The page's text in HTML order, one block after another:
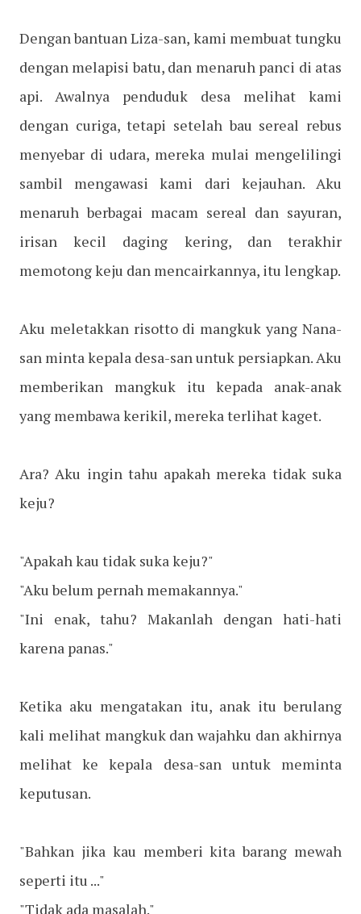
Dengan bantuan Liza-san, kami membuat tungku
dengan melapisi batu, dan menaruh panci di atas
api. Awalnya penduduk desa melihat kami
dengan curiga, tetapi setelah bau sereal rebus
menyebar di udara, mereka mulai mengelilingi
sambil mengawasi kami dari kejauhan. Aku
menaruh berbagai macam sereal dan sayuran,
irisan kecil daging kering, dan terakhir
memotong keju dan mencairkannya, itu lengkap.
Aku meletakkan risotto di mangkuk yang Nana-
san minta kepala desa-san untuk persiapkan. Aku
memberikan mangkuk itu kepada anak-anak
yang membawa kerikil, mereka terlihat kaget.
Ara? Aku ingin tahu apakah mereka tidak suka
keju?
"Apakah kau tidak suka keju?"
"Aku belum pernah memakannya."
"Ini enak, tahu? Makanlah dengan hati-hati
karena panas."
Ketika aku mengatakan itu, anak itu berulang
kali melihat mangkuk dan wajahku dan akhirnya
melihat ke kepala desa-san untuk meminta
keputusan.
"Bahkan jika kau memberi kita barang mewah
seperti itu ..."
"Tidak ada masalah."